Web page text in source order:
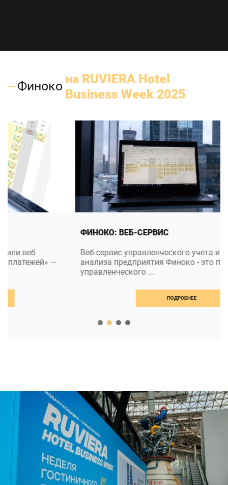
Финоко на RUVIERA Hotel
Business Week 2025
ФИНОКО: ВЕБ-СЕРВИС
Веб-сервис управленческого учета и финансового
анализа предприятия Финоко - это программа для
управленческого ...